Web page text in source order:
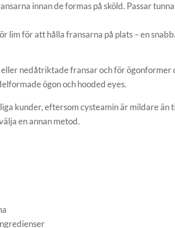
innan de formas på sköld. Passar tunna
lim för att hålla fransarna på plats – en
nedåtriktade fransar och för ögonformer
ögon och hooded eyes.
kunder, eftersom cysteamin är mildare
en annan metod.